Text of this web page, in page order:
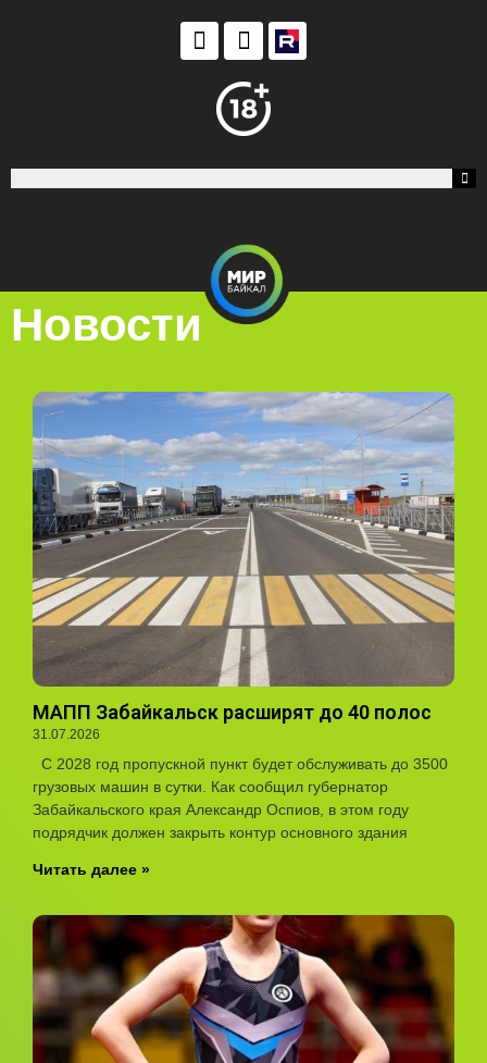
Новости
МАПП Забайкальск расширят до 40 полос
31.07.2026
С 2028 год пропускной пункт будет обслуживать до 3500
грузовых машин в сутки. Как сообщил губернатор
Забайкальского края Александр Оспиов, в этом году
подрядчик должен закрыть контур основного здания
Читать далее »